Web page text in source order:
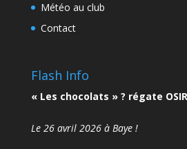
Météo au club
Contact
Flash Info
« Les chocolats » ? régate
Le 26 avril 2026 à Baye !